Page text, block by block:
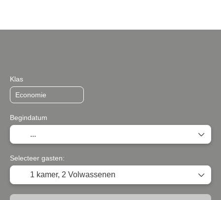
Klas
Begindatum
Selecteer gasten:
1 kamer, 2 Volwassenen